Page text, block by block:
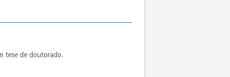
tese de doutorado.